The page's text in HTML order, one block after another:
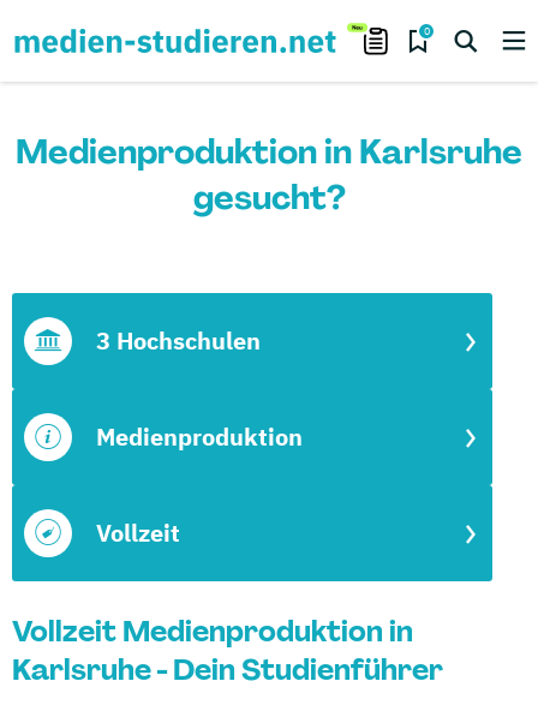
0
Medienproduktion in Karlsruhe
gesucht?
Vollzeit
Medienproduktion
3 Hochschulen
Vollzeit Medienproduktion in
Karlsruhe - Dein Studienführer